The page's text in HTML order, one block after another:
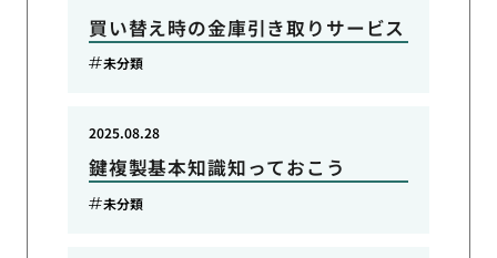
買い替え時の金庫引き取りサービス
未分類
鍵複製基本知識知っておこう
2025.08.28
未分類